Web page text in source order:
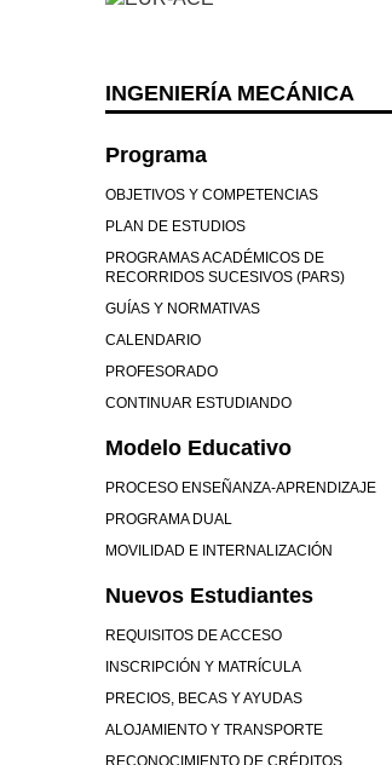
INGENIERÍA MECÁNICA
Programa
OBJETIVOS Y COMPETENCIAS
PLAN DE ESTUDIOS
PROGRAMAS ACADÉMICOS DE
RECORRIDOS SUCESIVOS (PARS)
GUÍAS Y NORMATIVAS
CALENDARIO
PROFESORADO
CONTINUAR ESTUDIANDO
Modelo Educativo
PROCESO ENSEÑANZA-APRENDIZAJE
PROGRAMA DUAL
MOVILIDAD E INTERNALIZACIÓN
Nuevos Estudiantes
REQUISITOS DE ACCESO
INSCRIPCIÓN Y MATRÍCULA
PRECIOS, BECAS Y AYUDAS
ALOJAMIENTO Y TRANSPORTE
RECONOCIMIENTO DE CRÉDITOS